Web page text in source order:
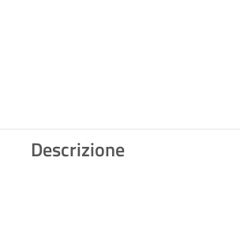
Descrizione